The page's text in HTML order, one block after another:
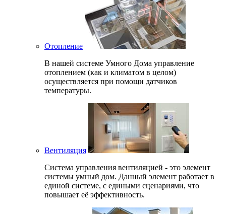
Отопление
В нашей системе Умного Дома управление
отоплением (как и климатом в целом)
осуществляется при помощи датчиков
температуры.
Вентиляция
Система управления вентиляцией - это элемент
системы умный дом. Данный элемент работает в
единой системе, с едиными сценариями, что
повышает её эффективность.